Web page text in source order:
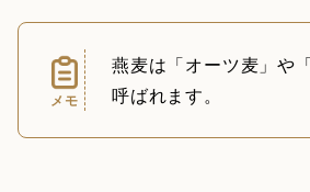
メモ
燕麦は「オーツ麦」や
呼ばれます。